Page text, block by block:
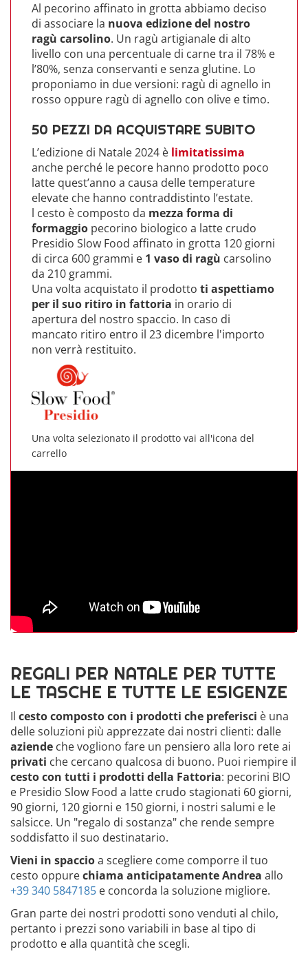
Al pecorino affinato in grotta abbiamo deciso
di associare la nuova edizione del nostro
ragù carsolino. Un ragù artigianale di alto
livello con una percentuale di carne tra il 78% e
l’80%, senza conservanti e senza glutine. Lo
proponiamo in due versioni: ragù di agnello in
rosso oppure ragù di agnello con olive e timo.
50 PEZZI DA ACQUISTARE SUBITO
L’edizione di Natale 2024 è limitatissima
anche perché le pecore hanno prodotto poco
latte quest’anno a causa delle temperature
elevate che hanno contraddistinto l’estate.
l cesto è composto da mezza forma di
formaggio pecorino biologico a latte crudo
Presidio Slow Food affinato in grotta 120 giorni
di circa 600 grammi e 1 vaso di ragù carsolino
da 210 grammi.
Una volta acquistato il prodotto ti aspettiamo
per il suo ritiro in fattoria in orario di
apertura del nostro spaccio. In caso di
mancato ritiro entro il 23 dicembre l'importo
non verrà restituito.
Una volta selezionato il prodotto vai all'icona del
carrello
REGALI PER NATALE PER TUTTE
LE TASCHE E TUTTE LE ESIGENZE
Il cesto composto con i prodotti che preferisci è una
delle soluzioni più apprezzate dai nostri clienti: dalle
aziende che vogliono fare un pensiero alla loro rete ai
privati che cercano qualcosa di buono. Puoi riempire il
cesto con tutti i prodotti della Fattoria: pecorini BIO
e Presidio Slow Food a latte crudo stagionati 60 giorni,
90 giorni, 120 giorni e 150 giorni, i nostri salumi e le
salsicce. Un "regalo di sostanza" che rende sempre
soddisfatto il suo destinatario.
Vieni in spaccioa scegliere come comporre il tuo
cesto oppurechiama anticipatamente Andrea allo
+39 340 5847185 e concorda la soluzione migliore.
Gran parte dei nostri prodotti sono venduti al chilo,
pertanto i prezzi sono variabili in base al tipo di
prodotto e alla quantità che scegli.